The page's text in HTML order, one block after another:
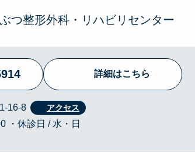
つ整形外科・リハビリセンター
詳細はこちら
16-8
・休診日 / 水・日